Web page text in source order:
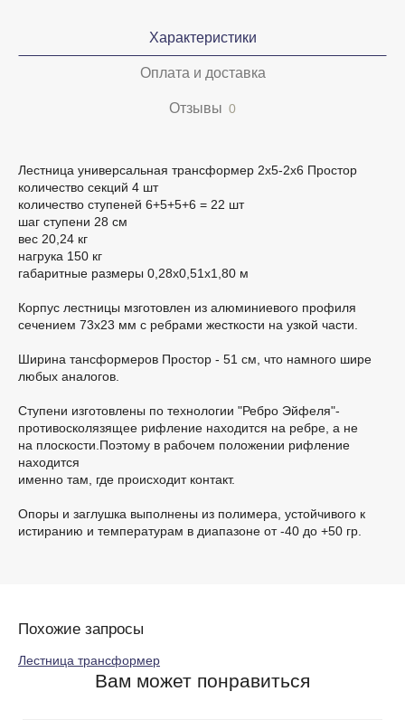
Характеристики
Оплата и доставка
Отзывы 0
Лестница универсальная трансформер 2х5-2х6 Простор
количество секций 4 шт
количество ступеней 6+5+5+6 = 22 шт
шаг ступени 28 см
вес 20,24 кг
нагрука 150 кг
габаритные размеры 0,28х0,51х1,80 м
Корпус лестницы мзготовлен из алюминиевого профиля
сечением 73х23 мм с ребрами жесткости на узкой части.
Ширина тансформеров Проcтор - 51 см, что намного шире
любых аналогов.
Ступени изготовлены по технологии "Ребро Эйфеля"-
противосколязящее рифление находится на ребре, а не
на плоскости.Поэтому в рабочем положении рифление
находится
именно там, где происходит контакт.
Опоры и заглушка выполнены из полимера, устойчивого к
истиранию и температурам в диапазоне от -40 до +50 гр.
Похожие запросы
Лестница трансформер
Вам может понравиться